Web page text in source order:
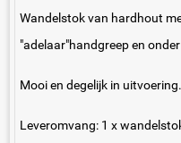
Wandelstok van hardhout
"adelaar"handgreep en
Mooi en degelijk in uitvoering.
Leveromvang: 1 x